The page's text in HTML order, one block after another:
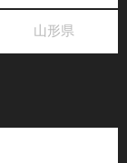
山形県